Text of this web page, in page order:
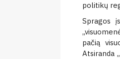
politikų
Spragos
pačią
Atsiranda